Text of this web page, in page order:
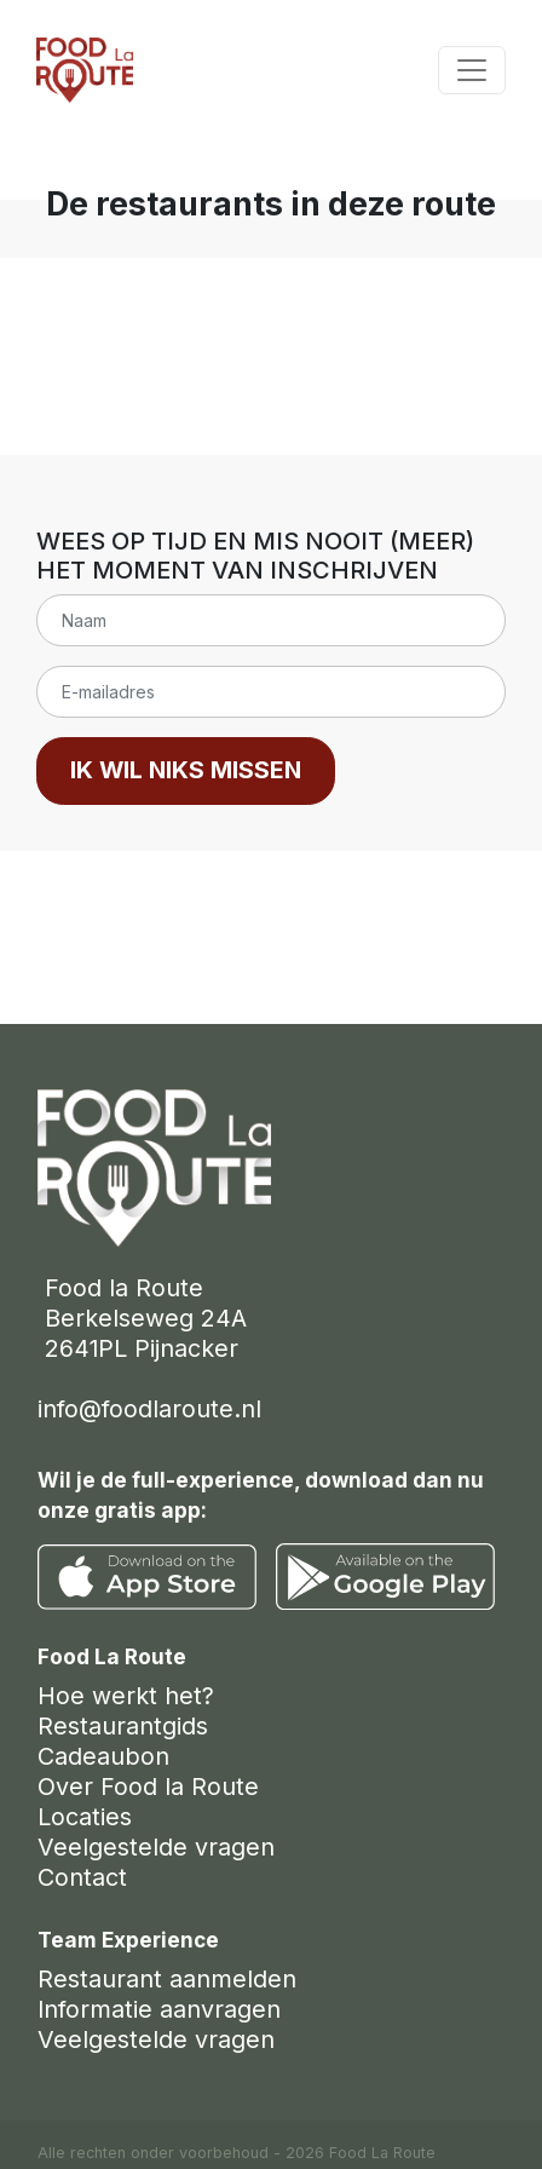
De restaurants in deze route
WEES OP TIJD EN MIS NOOIT (MEER)
HET MOMENT VAN INSCHRIJVEN
IK WIL NIKS MISSEN
Food la Route
Berkelseweg 24A
2641PL Pijnacker
info@foodlaroute.nl
Wil je de full-experience, download dan nu
onze gratis app:
Food La Route
Hoe werkt het?
Restaurantgids
Cadeaubon
Over Food la Route
Locaties
Veelgestelde vragen
Contact
Team Experience
Restaurant aanmelden
Informatie aanvragen
Veelgestelde vragen
Alle rechten onder voorbehoud - 2026 Food La Route